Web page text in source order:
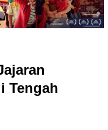
Tengah